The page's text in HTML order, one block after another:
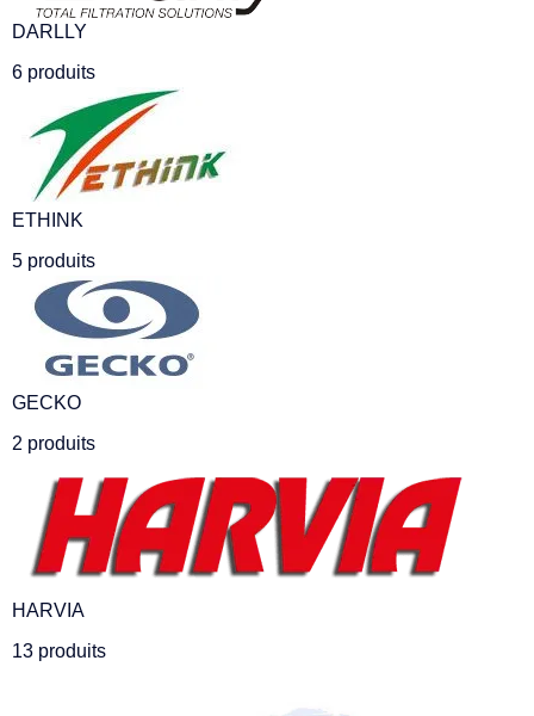
DARLLY
6 produits
ETHINK
5 produits
GECKO
2 produits
HARVIA
13 produits